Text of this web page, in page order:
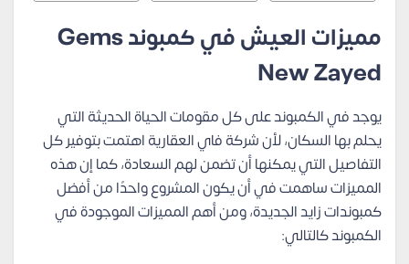
مميزات العيش في كمبوند Gems
New Zayed
يوجد في الكمبوند على كل مقومات الحياة الحديثة التي
يحلم بها السكان، لأن شركة فاي العقارية اهتمت بتوفير كل
التفاصيل التي يمكنها أن تضمن لهم السعادة، كما إن هذه
المميزات ساهمت في أن يكون المشروع واحدًا من أفضل
كمبوندات زايد الجديدة، ومن أهم المميزات الموجودة في
الكمبوند كالتالي: